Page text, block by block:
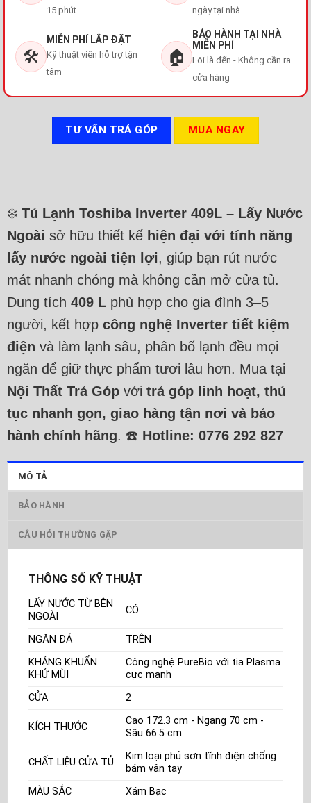
15 phút
ngày tại nhà
🛠️
MIỄN PHÍ LẮP ĐẶT
Kỹ thuật viên hỗ trợ tận
tâm
🏠
BẢO HÀNH TẠI NHÀ
MIỄN PHÍ
Lỗi là đến - Không cần ra
cửa hàng
TƯ VẤN TRẢ GÓP MUA NGAY
❄️ Tủ Lạnh Toshiba Inverter 409L – Lấy Nước
Ngoài sở hữu thiết kế hiện đại với tính năng
lấy nước ngoài tiện lợi, giúp bạn rút nước
mát nhanh chóng mà không cần mở cửa tủ.
Dung tích 409 L phù hợp cho gia đình 3–5
người, kết hợp công nghệ Inverter tiết kiệm
điện và làm lạnh sâu, phân bổ lạnh đều mọi
ngăn để giữ thực phẩm tươi lâu hơn. Mua tại
Nội Thất Trả Góp với trả góp linh hoạt, thủ
tục nhanh gọn, giao hàng tận nơi và bảo
hành chính hãng. ☎️ Hotline: 0776 292 827
MÔ TẢ
BẢO HÀNH
CÂU HỎI THƯỜNG GẶP
THÔNG SỐ KỸ THUẬT
LẤY NƯỚC TỪ BÊN
NGOÀI
CÓ
NGĂN ĐÁ
TRÊN
KHÁNG KHUẨN
KHỬ MÙI
Công nghệ PureBio với tia Plasma
cực mạnh
CỬA
2
KÍCH THƯỚC
Cao 172.3 cm - Ngang 70 cm -
Sâu 66.5 cm
CHẤT LIỆU CỬA TỦ
Kim loại phủ sơn tĩnh điện chống
bám vân tay
MÀU SẮC
Xám Bạc